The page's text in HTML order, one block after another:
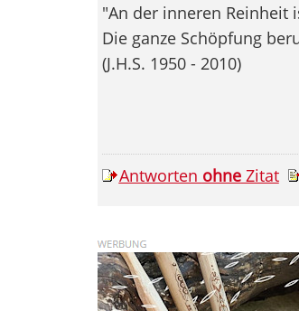
"An der inneren Reinheit
Die ganze Schöpfung
(J.H.S. 1950 - 2010)
Antworten ohneZitat